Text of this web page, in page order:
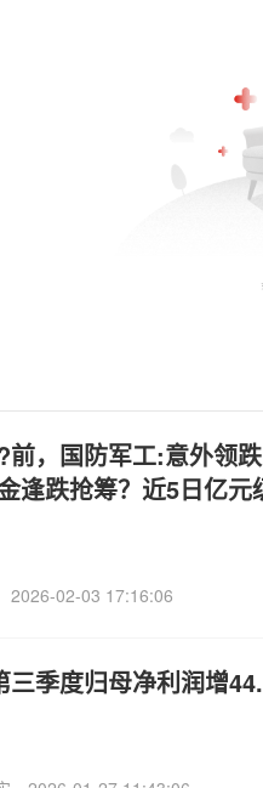
前，国防军工:意外领
逢跌抢筹？近5日亿元
2026-02-03 17:16:06
三季度归母净利润增